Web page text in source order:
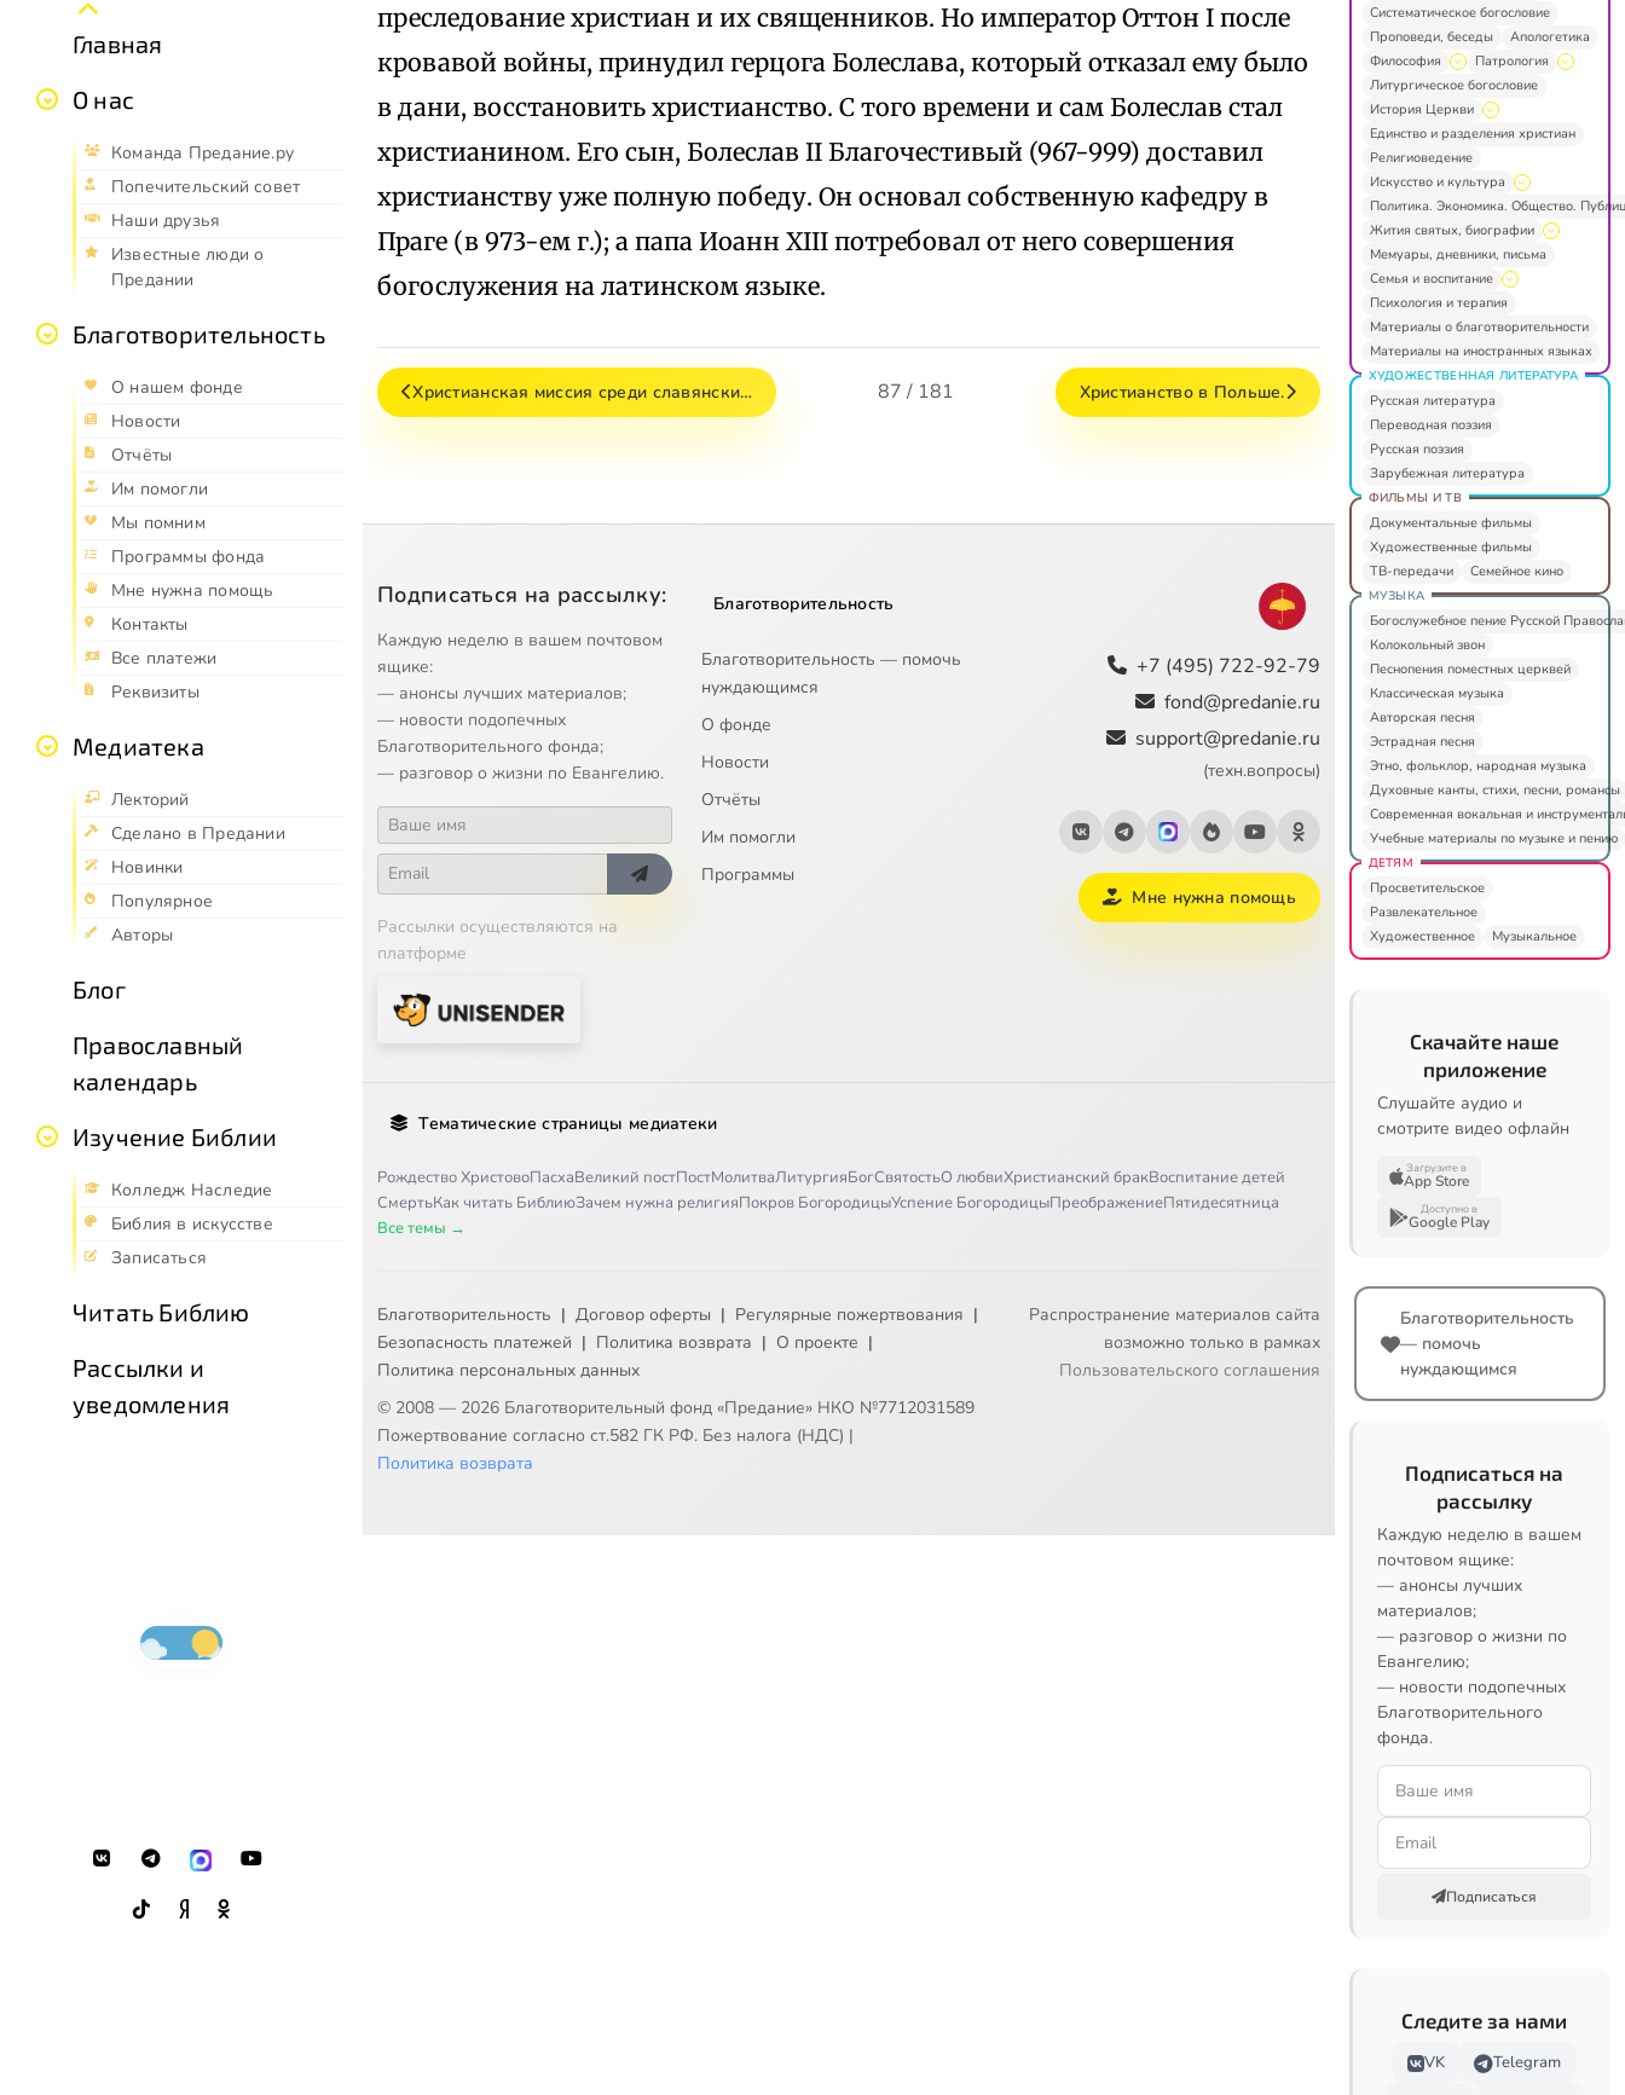
Главная
О нас
Команда Предание.ру
Попечительский совет
Наши друзья
Известные люди о
Предании
Благотворительность
О нашем фонде
Новости
Отчёты
Им помогли
Мы помним
Программы фонда
Мне нужна помощь
Контакты
Все платежи
Реквизиты
Медиатека
Лекторий
Сделано в Предании
Новинки
Популярное
Авторы
Блог
Православный
календарь
Изучение Библии
Колледж Наследие
Библия в искусстве
Записаться
Читать Библию
Рассылки и
уведомления
преследование христиан и их священников. Но император Оттон I после
кровавой войны, принудил герцога Болеслава, который отказал ему было
в дани, восстановить христианство. С того времени и сам Болеслав стал
христианином. Его сын, Болеслав II Благочестивый (967-999) доставил
христианству уже полную победу. Он основал собственную кафедру в
Праге (в 973-ем г.); а папа Иоанн XIII потребовал от него совершения
богослужения на латинском языке.
Христианская миссия среди славянски… 87 / 181 Христианство в Польше.
Подписаться на рассылку:
Каждую неделю в вашем почтовом
ящике:
— анонсы лучших материалов;
— новости подопечных
Благотворительного фонда;
— разговор о жизни по Евангелию.
Рассылки осуществляются на
платформе
Благотворительность
Благотворительность — помочь
нуждающимся
О фонде
Новости
Отчёты
Им помогли
Программы
+7 (495) 722-92-79
fond@predanie.ru
support@predanie.ru
(техн.вопросы)
Мне нужна помощь
Тематические страницы медиатеки
Рождество ХристовоПасхаВеликий постПостМолитваЛитургияБогСвятостьО любвиХристианский бракВоспитание детей
СмертьКак читать БиблиюЗачем нужна религияПокров БогородицыУспение БогородицыПреображениеПятидесятница
Все темы →
Благотворительность | Договор оферты | Регулярные пожертвования |
Безопасность платежей | Политика возврата | О проекте |
Политика персональных данных
© 2008 — 2026 Благотворительный фонд «Предание» НКО №7712031589
Пожертвование согласно ст.582 ГК РФ. Без налога (НДС) |
Политика возврата
Распространение материалов сайта
возможно только в рамках
Пользовательского соглашения
Систематическое богословие
Проповеди, беседы
Апологетика
Философия
Патрология
Литургическое богословие
История Церкви
Единство и разделения христиан
Религиоведение
Искусство и культура
Политика. Экономика. Общество.
Жития святых, биографии
Мемуары, дневники, письма
Семья и воспитание
Психология и терапия
Материалы о благотворительности
Материалы на иностранных языках
ХУДОЖЕСТВЕННАЯ ЛИТЕРАТУРА
Русская литература
Переводная поэзия
Русская поэзия
Зарубежная литература
ФИЛЬМЫ И ТВ
Документальные фильмы
Художественные фильмы
ТВ-передачи
Семейное кино
МУЗЫКА
Богослужебное пение Русской
Колокольный звон
Песнопения поместных церквей
Классическая музыка
Авторская песня
Эстрадная песня
Этно, фольклор, народная музыка
Духовные канты, стихи, песни, романсы
Современная вокальная и
Учебные материалы по музыке и пению
ДЕТЯМ
Просветительское
Развлекательное
Художественное
Музыкальное
Скачайте наше
приложение
Слушайте аудио и
смотрите видео офлайн
Загрузите в
App Store
Доступно в
Google Play
Благотворительность
— помочь
нуждающимся
Подписаться на
рассылку
Каждую неделю в вашем
почтовом ящике:
— анонсы лучших
материалов;
— разговор о жизни по
Евангелию;
— новости подопечных
Благотворительного
фонда.
Подписаться
Следите за нами
VK
Telegram